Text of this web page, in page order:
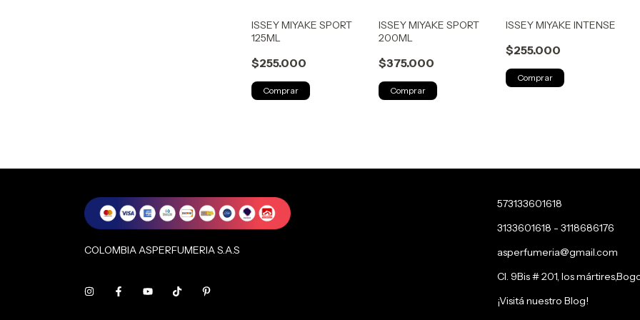
ISSEY MIYAKE SPORT
125ML
$255.000
ISSEY MIYAKE SPORT
200ML
$375.000
ISSEY MIYAKE INTENSE
$255.000
COLOMBIA ASPERFUMERIA S.A.S
573133601618
3133601618 - 3118686176
asperfumeria@gmail.com
Cl. 9Bis # 201, los
¡Visitá nuestro Blog!